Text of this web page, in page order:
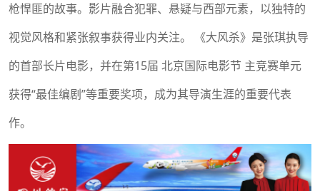
枪悍匪的故事。影片融合犯罪、悬疑与西部元素，以独特的
视觉风格和紧张叙事获得业内关注。 《大风杀》是张琪执导
的首部长片电影，并在第15届 北京国际电影节 主竞赛单元
获得“最佳编剧”等重要奖项，成为其导演生涯的重要代表
作。